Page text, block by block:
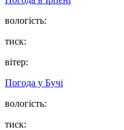
вологість:
тиск:
вітер:
Погода у Бучі
вологість:
тиск: